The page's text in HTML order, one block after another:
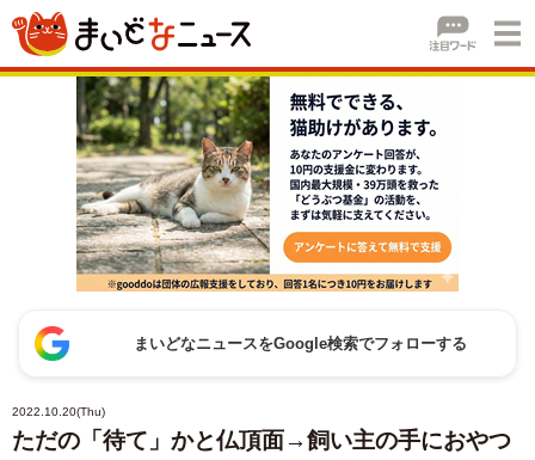
まいどなニュースをGoogle検索でフォローする
2022.10.20(Thu)
ただの「待て」かと仏頂面→飼い主の手におやつ